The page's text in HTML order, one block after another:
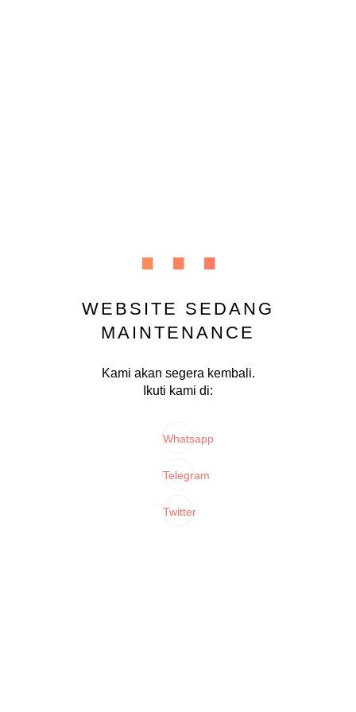
...
WEBSITE SEDANG
MAINTENANCE
Kami akan segera kembali.
Ikuti kami di:
Whatsapp
Telegram
Twitter